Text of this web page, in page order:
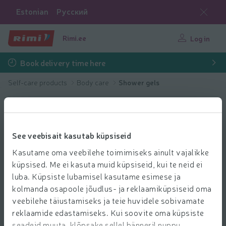
See veebisait kasutab küpsiseid
Kasutame oma veebilehe toimimiseks ainult vajalikke
küpsised. Me ei kasuta muid küpsiseid, kui te neid ei
luba. Küpsiste lubamisel kasutame esimese ja
kolmanda osapoole jõudlus- ja reklaamiküpsiseid oma
veebilehe täiustamiseks ja teie huvidele sobivamate
reklaamide edastamiseks. Kui soovite oma küpsiste
Estonian Русский
Rimi.ee Log in
Book delivery time here
Self-care products Body care Shower gels